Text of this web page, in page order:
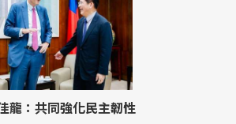
龍：共同強化民主韌性